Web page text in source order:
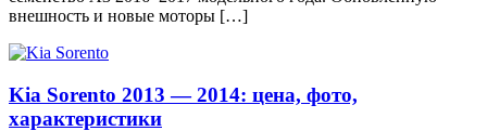
внешность и новые моторы […]
Kia Sorento 2013 — 2014: цена, фото,
характеристики